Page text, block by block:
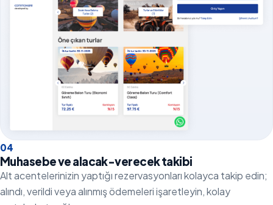
04
Muhasebe ve alacak-verecek takibi
Alt acentelerinizin yaptığı rezervasyonları kolayca takip edin;
alındı, verildi veya alınmış ödemeleri işaretleyin, kolay